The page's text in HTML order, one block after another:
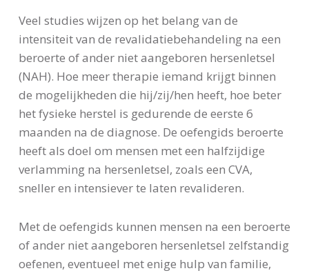
Veel studies wijzen op het belang van de
intensiteit van de revalidatiebehandeling na een
beroerte of ander niet aangeboren hersenletsel
(NAH). Hoe meer therapie iemand krijgt binnen
de mogelijkheden die hij/zij/hen heeft, hoe beter
het fysieke herstel is gedurende de eerste 6
maanden na de diagnose. De oefengids beroerte
heeft als doel om mensen met een halfzijdige
verlamming na hersenletsel, zoals een CVA,
sneller en intensiever te laten revalideren.
Met de oefengids kunnen mensen na een beroerte
of ander niet aangeboren hersenletsel zelfstandig
oefenen, eventueel met enige hulp van familie,